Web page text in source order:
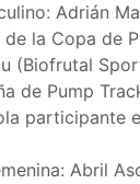
Adrián
la Copa de
(Biofrutal
de Pump
participante
Abril